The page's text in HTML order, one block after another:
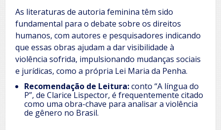
As literaturas de autoria feminina têm sido
fundamental para o debate sobre os direitos
humanos, com autores e pesquisadores indicando
que essas obras ajudam a dar visibilidade à
violência sofrida, impulsionando mudanças sociais
e jurídicas, como a própria Lei Maria da Penha.
Recomendação de Leitura:conto “A língua do
P”, de Clarice Lispector, é frequentemente citado
como uma obra-chave para analisar a violência
de gênero no Brasil.